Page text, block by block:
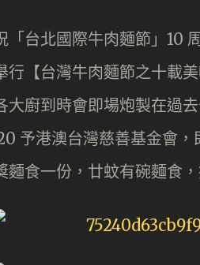
「台北國際牛肉麵節」10
行【台灣牛肉麵節之十載
大廚到時會即場炮製在過
予港澳台灣慈善基金會，
麵食一份，廿蚊有碗麵食，